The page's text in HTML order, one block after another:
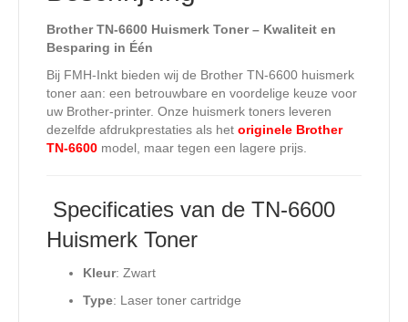
Brother TN-6600 Huismerk Toner – Kwaliteit en
Besparing in Één
Bij FMH-Inkt bieden wij de Brother TN-6600 huismerk
toner aan: een betrouwbare en voordelige keuze voor
uw Brother-printer. Onze huismerk toners leveren
dezelfde afdrukprestaties als het originele Brother
TN-6600 model, maar tegen een lagere prijs.
️ Specificaties van de TN-6600
Huismerk Toner
Kleur: Zwart
Type: Laser toner cartridge